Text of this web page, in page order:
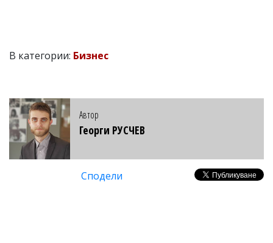
В категории: Бизнес
Автор
Георги РУСЧЕВ
Сподели